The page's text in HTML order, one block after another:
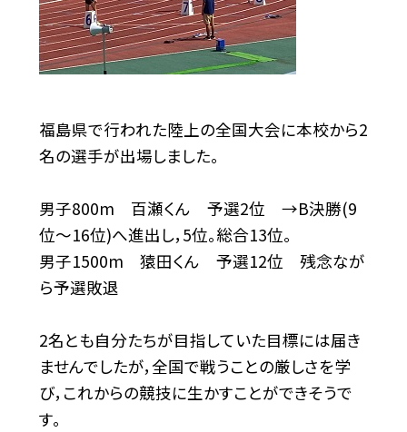
福島県で行われた陸上の全国大会に本校から2
名の選手が出場しました。
男子800m 百瀬くん 予選2位 →B決勝(9
位〜16位)へ進出し，5位。総合13位。
男子1500m 猿田くん 予選12位 残念なが
ら予選敗退
2名とも自分たちが目指していた目標には届き
ませんでしたが，全国で戦うことの厳しさを学
び，これからの競技に生かすことができそうで
す。